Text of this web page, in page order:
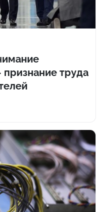
труда